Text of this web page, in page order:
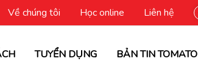
Về chúng tôi Học online Liên hệ
TUYỂN DỤNG BẢN TIN TOMATO